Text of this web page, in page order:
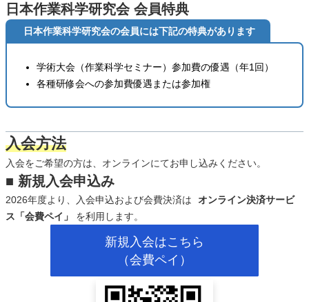
日本作業科学研究会 会員特典
日本作業科学研究会の会員には下記の特典があります
学術大会（作業科学セミナー）参加費の優遇（年1回）
各種研修会への参加費優遇または参加権
入会方法
入会をご希望の方は、オンラインにてお申し込みください。
■ 新規入会申込み
2026年度より、入会申込および会費決済は オンライン決済サービ
ス「会費ペイ」
を利用します。
新規入会はこちら
（会費ペイ）